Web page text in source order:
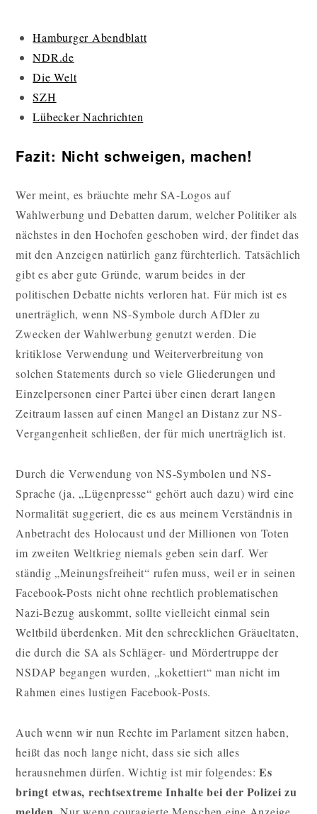
Hamburger Abendblatt
NDR.de
Die Welt
SZH
Lübecker Nachrichten
Fazit: Nicht schweigen, machen!
Wer meint, es bräuchte mehr SA-Logos auf
Wahlwerbung und Debatten darum, welcher Politiker als
nächstes in den Hochofen geschoben wird, der findet das
mit den Anzeigen natürlich ganz fürchterlich. Tatsächlich
gibt es aber gute Gründe, warum beides in der
politischen Debatte nichts verloren hat. Für mich ist es
unerträglich, wenn NS-Symbole durch AfDler zu
Zwecken der Wahlwerbung genutzt werden. Die
kritiklose Verwendung und Weiterverbreitung von
solchen Statements durch so viele Gliederungen und
Einzelpersonen einer Partei über einen derart langen
Zeitraum lassen auf einen Mangel an Distanz zur NS-
Vergangenheit schließen, der für mich unerträglich ist.
Durch die Verwendung von NS-Symbolen und NS-
Sprache (ja, „Lügenpresse“ gehört auch dazu) wird eine
Normalität suggeriert, die es aus meinem Verständnis in
Anbetracht des Holocaust und der Millionen von Toten
im zweiten Weltkrieg niemals geben sein darf. Wer
ständig „Meinungsfreiheit“ rufen muss, weil er in seinen
Facebook-Posts nicht ohne rechtlich problematischen
Nazi-Bezug auskommt, sollte vielleicht einmal sein
Weltbild überdenken. Mit den schrecklichen Gräueltaten,
die durch die SA als Schläger- und Mördertruppe der
NSDAP begangen wurden, „kokettiert“ man nicht im
Rahmen eines lustigen Facebook-Posts.
Auch wenn wir nun Rechte im Parlament sitzen haben,
heißt das noch lange nicht, dass sie sich alles
herausnehmen dürfen. Wichtig ist mir folgendes:Es
bringt etwas, rechtsextreme Inhalte bei der Polizei zu